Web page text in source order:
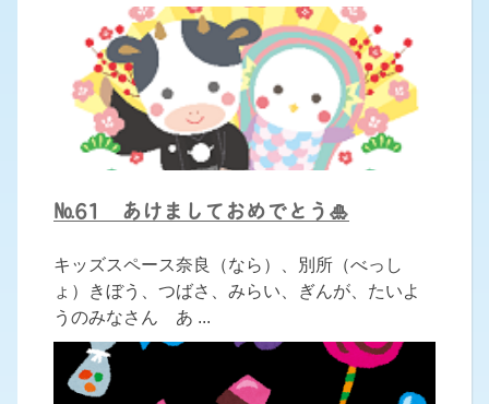
№61 あけましておめでとう🎍
キッズスペース奈良（なら）、別所（べっし
ょ）きぼう、つばさ、みらい、ぎんが、たいよ
うのみなさん あ ...